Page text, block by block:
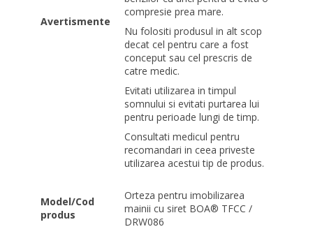
Avertismente
compresie prea mare.
Nu folositi produsul in alt scop
decat cel pentru care a fost
conceput sau cel prescris de
catre medic.
Evitati utilizarea in timpul
somnului si evitati purtarea lui
pentru perioade lungi de timp.
Consultati medicul pentru
recomandari in ceea priveste
utilizarea acestui tip de produs.
Model/Cod
produs
Orteza pentru imobilizarea
mainii cu siret BOA® TFCC /
DRW086